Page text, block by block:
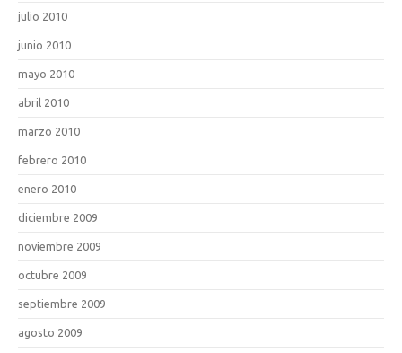
julio 2010
junio 2010
mayo 2010
abril 2010
marzo 2010
febrero 2010
enero 2010
diciembre 2009
noviembre 2009
octubre 2009
septiembre 2009
agosto 2009